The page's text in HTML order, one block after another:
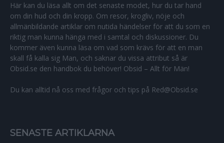
Här kan du läsa allt om det senaste modet, hur du tar hand
om din hud och din kropp. Om resor, krogliv, nöje och
allmänbildande artiklar om nutida händelser för att du som en
riktig man kunna hänga med i samtal och diskussioner. Du
kommer även kunna läsa om vad som krävs för att en man
skall få kalla sig Man, och saknar du vissa attribut så är
Obsid.se den handbok du behöver! Obsid – Allt för Män!
Du kan alltid nå oss med frågor och tips på Red@Obsid.se
SENASTE ARTIKLARNA